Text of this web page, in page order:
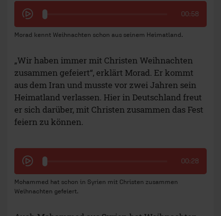
00:58
Morad kennt Weihnachten schon aus seinem Heimatland.
„Wir haben immer mit Christen Weihnachten
zusammen gefeiert“, erklärt Morad. Er kommt
aus dem Iran und musste vor zwei Jahren sein
Heimatland verlassen. Hier in Deutschland freut
er sich darüber, mit Christen zusammen das Fest
feiern zu können.
00:28
Mohammed hat schon in Syrien mit Christen zusammen
Weihnachten gefeiert.